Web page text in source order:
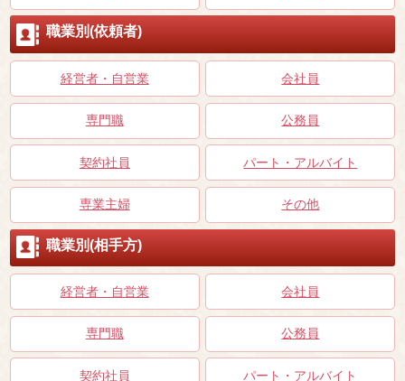
職業別(依頼者)
経営者・自営業 会社員
専門職 公務員
契約社員 パート・アルバイト
専業主婦 その他
職業別(相手方)
経営者・自営業 会社員
専門職 公務員
契約社員 パート・アルバイト